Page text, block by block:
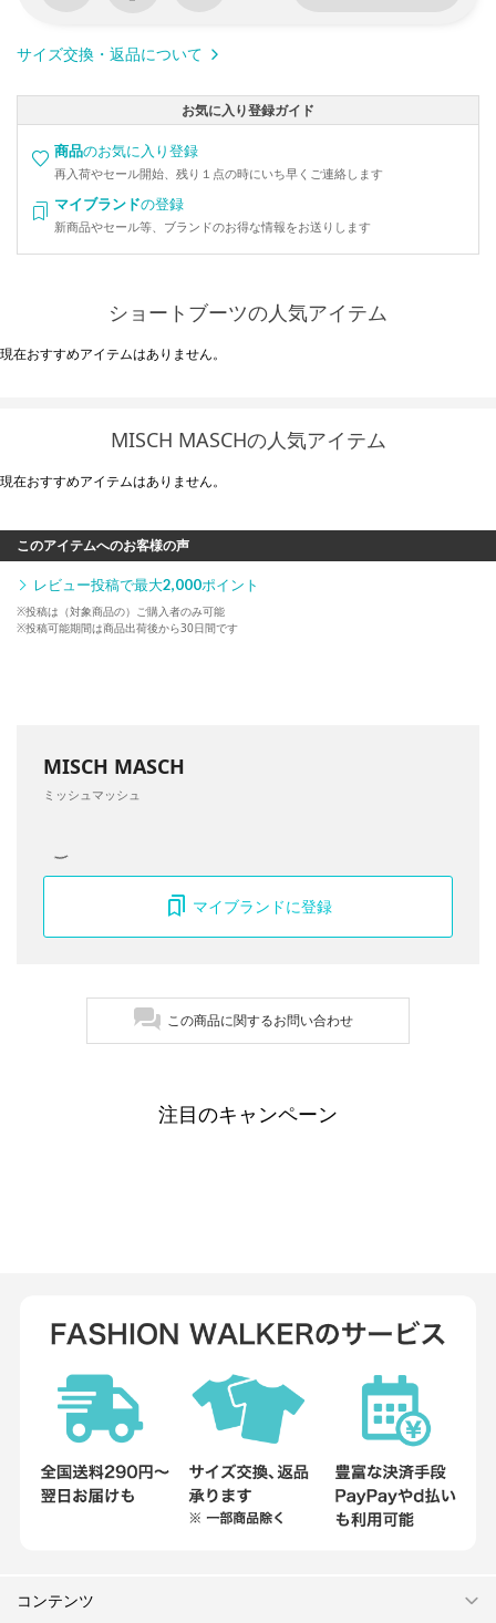
サイズ交換・返品について
お気に入り登録ガイド
商品のお気に入り登録
再入荷やセール開始、残り１点の時にいち早くご連絡します
マイブランドの登録
新商品やセール等、ブランドのお得な情報をお送りします
ショートブーツの人気アイテム
現在おすすめアイテムはありません。
MISCH MASCHの人気アイテム
現在おすすめアイテムはありません。
このアイテムへのお客様の声
レビュー投稿で最大2,000ポイント
※投稿は（対象商品の）ご購入者のみ可能
※投稿可能期間は商品出荷後から30日間です
MISCH MASCH
ミッシュマッシュ
マイブランドに登録
この商品に関するお問い合わせ
注目のキャンペーン